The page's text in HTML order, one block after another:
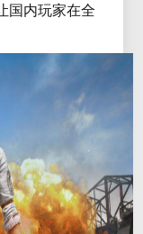
国内玩家在全